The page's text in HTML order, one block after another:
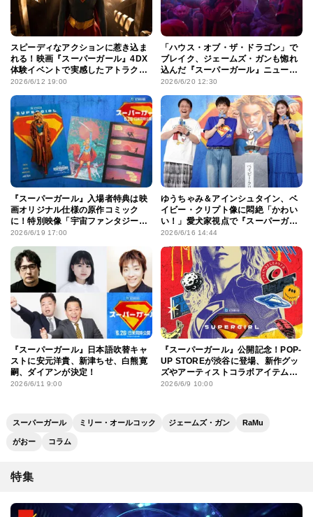
スピーディなアクションに惹き込ま
れる！映画『スーパーガール』4DX
体験イベントで実感したアトラク
ション感覚で楽しめるポイント
2026/6/12 19:00
「ハウス・オブ・ザ・ドラゴン」で
ブレイク、ジェームズ・ガンも惚れ
込んだ『スーパーガール』ニューヒ
ロイン、ミリー・オールコックに注
2026/6/20 12:30
『スーパーガール』入場者特典は映
画オリジナル仕様の原作コミック
に！特別映像「宇宙ファンタジー
編」も
2026/6/19 17:00
ゆうちゃみ＆アインシュタイン、ベ
イビー・クリプト像に悶絶「かわい
い！」愛犬家視点で『スーパーガー
ル』への期待語る
2026/6/16 14:44
『スーパーガール』日本語吹替キャ
ストに安元洋貴、新津ちせ、白熊寛
嗣、ダイアンが決定！
2026/6/11 9:00
『スーパーガール』公開記念！POP-
UP STOREが渋谷に登場、新作グッ
ズやアーティストコラボアイテムの
先行販売も
2026/6/9 10:00
スーパーガール ミリー・オールコック ジェームズ・ガン RaMu
がおー コラム
特集